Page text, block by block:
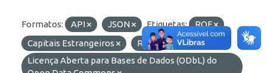
Formatos: API JSON Etiquetas:
ROF
Capitais Estrangeiros
RDE
Licenças:
Licença Aberta para Bases de Dados (ODbL) do